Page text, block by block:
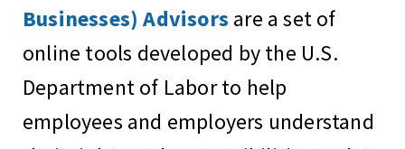
Businesses) Advisors are a set of
online tools developed by the U.S.
Department of Labor to help
employees and employers understand